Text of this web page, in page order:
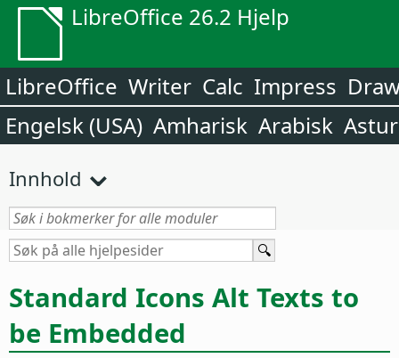
LibreOffice 26.2 Hjelp
LibreOffice Writer Calc Impress
Engelsk (USA) Amharisk Arabisk
Innhold
Standard Icons Alt Texts to
be Embedded